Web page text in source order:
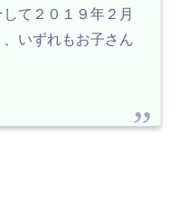
て２０１９年２月
いずれもお子さん